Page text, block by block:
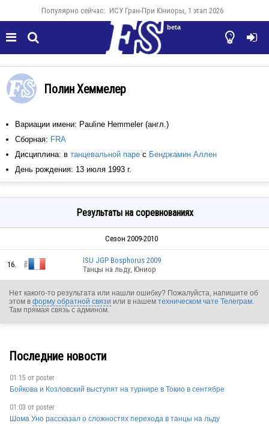
Популярно сейчас: ИСУ Гран-При Юниоры, 1 этап 2026
  

beta
Полин Хеммелер
Вариации имени: Pauline Hemmeler (англ.)
Сборная: FRA
Дисциплина: в танцевальной паре с Бенджамин Аллен
День рождения: 13 июля 1993 г.
Результаты на соревнованиях
Сезон 2009-2010
16.
ISU JGP Bosphorus 2009
Танцы на льду, Юниор
Нет какого-то результата или нашли ошибку? Пожалуйста, напишите об
этом в форму обратной связи или в нашем техническом чате Телеграм.
Там прямая связь с админом.
Последние новости
01:15 от poster
Бойкова и Козловский выступят на турнире в Токио в сентябре
01:03 от poster
Шома Уно рассказал о сложностях перехода в танцы на льду